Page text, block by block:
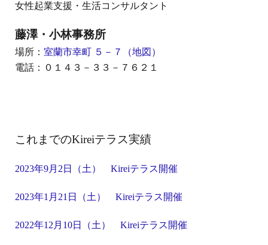
女性起業支援・生活コンサルタント
藤澤・小林事務所
場所： 室蘭市幸町 ５－７（地図）
電話：０１４３－３３－７６２１
これまでのKireiテラス実績
2023年9月2日（土） Kireiテラス開催
2023年1月21日（土） Kireiテラス開催
2022年12月10日（土） Kireiテラス開催